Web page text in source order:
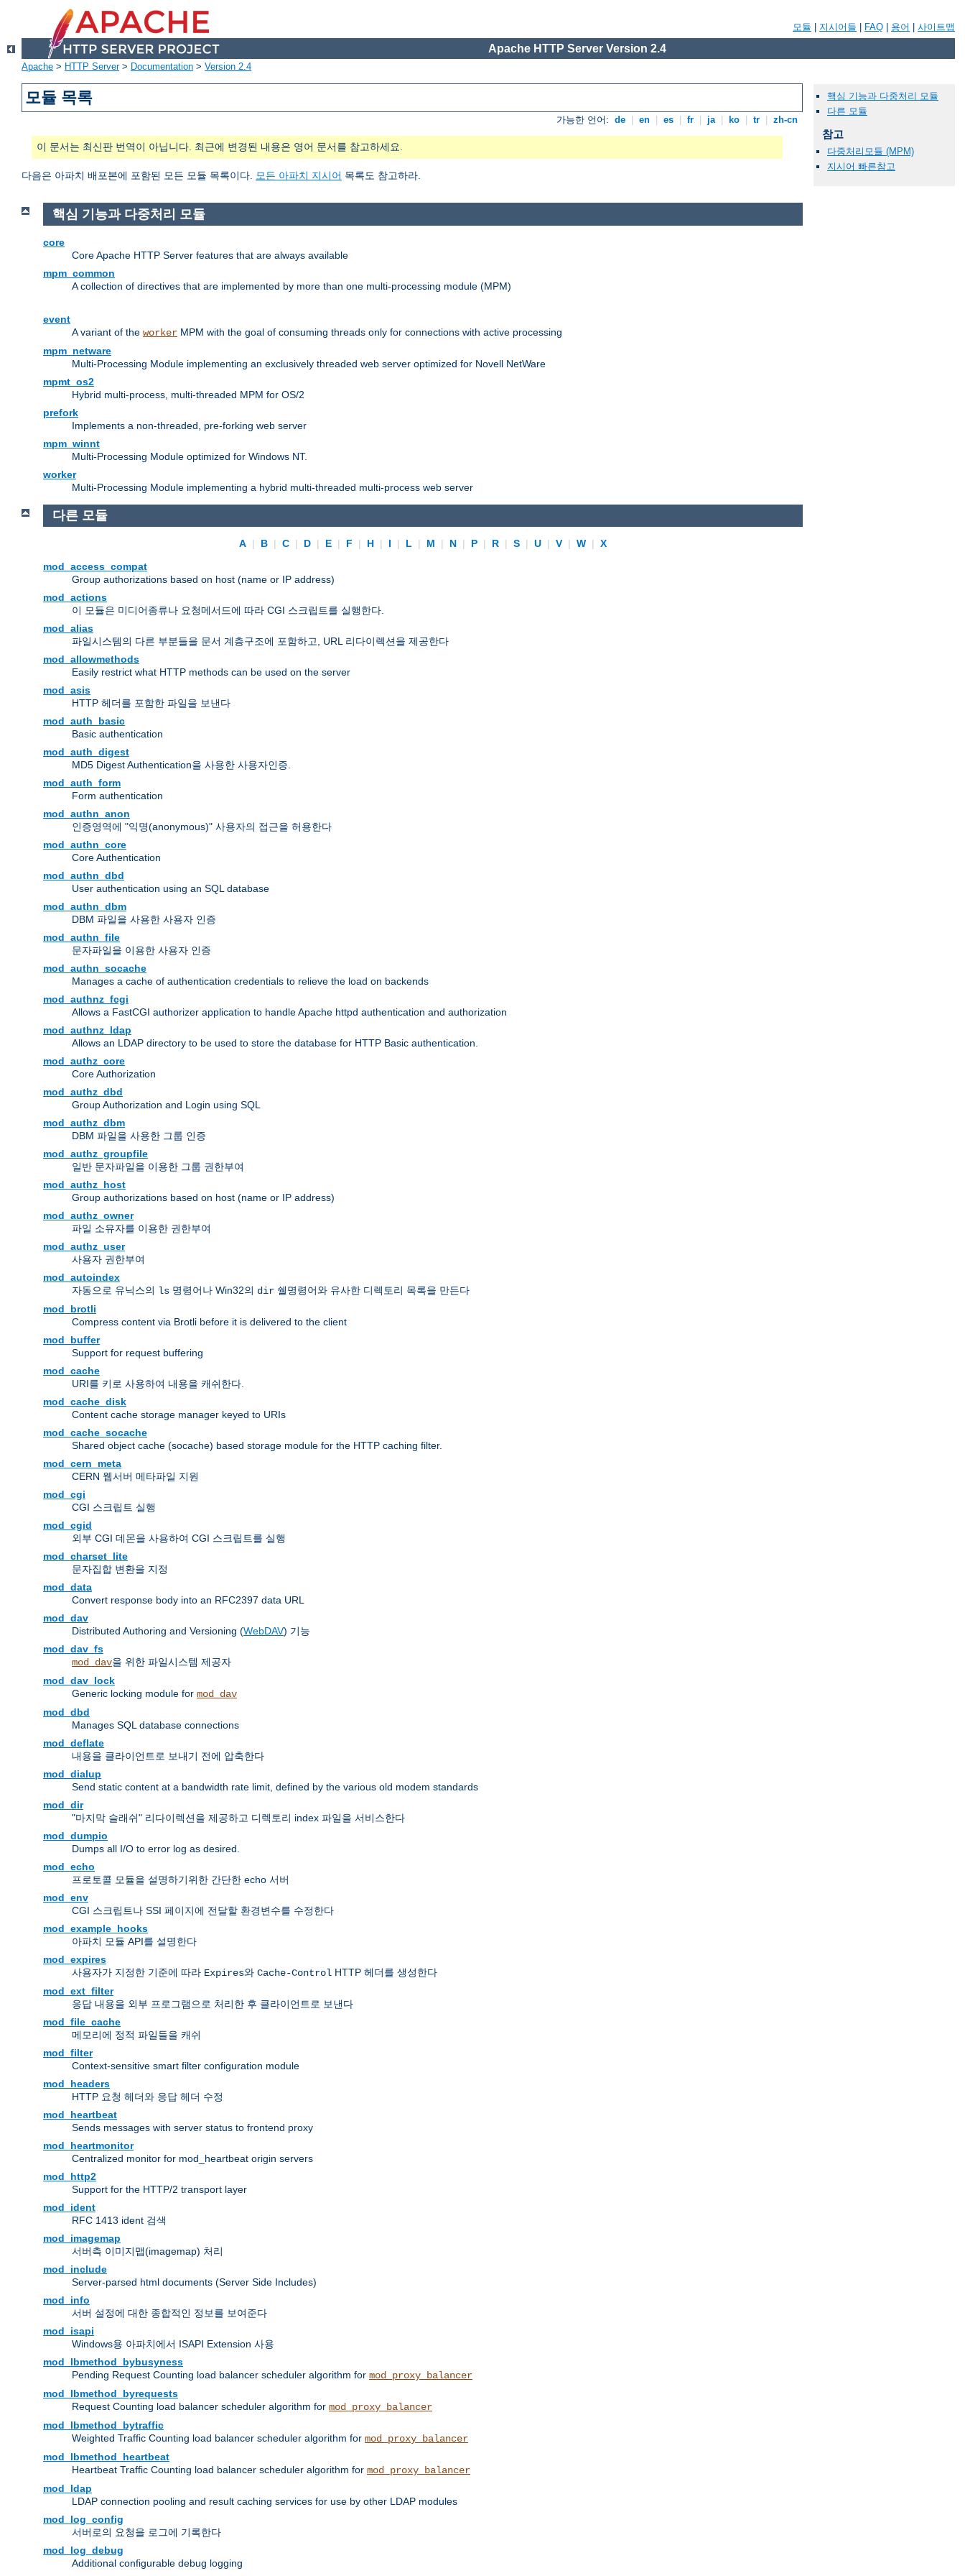
모듈 지시어들 FAQ 용어 사이트맵
Apache HTTP Server Version 2.4
Apache > HTTP Server> Documentation > Version 2.4
모듈 목록
가능한 언어: de en es fr ja ko tr zh-cn
이 문서는 최신판 번역이 아닙니다. 최근에 변경된 내용은 영어 문서를 참고하세요.
다음은 아파치 배포본에 포함된 모든 모듈 목록이다. 모든 아파치 지시어 목록도 참고하라.
핵심 기능과 다중처리 모듈
다른 모듈
참고
다중처리모듈 (MPM)
지시어 빠른참고
핵심 기능과 다중처리 모듈
core
Core Apache HTTP Server features that are always available
mpm_common
A collection of directives that are implemented by more than one multi-processing module (MPM)
event
A variant of the worker MPM with the goal of consuming threads only for connections with active processing
mpm_netware
Multi-Processing Module implementing an exclusively threaded web server optimized for Novell NetWare
mpmt_os2
Hybrid multi-process, multi-threaded MPM for OS/2
prefork
Implements a non-threaded, pre-forking web server
mpm_winnt
Multi-Processing Module optimized for Windows NT.
worker
Multi-Processing Module implementing a hybrid multi-threaded multi-process web server
다른 모듈
A | B | C | D | E | F | H | I | L | M | N | P | R | S | U | V | W |
X
mod_access_compat
Group authorizations based on host (name or IP address)
mod_actions
이 모듈은 미디어종류나 요청메서드에 따라 CGI 스크립트를 실행한다.
mod_alias
파일시스템의 다른 부분들을 문서 계층구조에 포함하고, URL 리다이렉션을 제공한다
mod_allowmethods
Easily restrict what HTTP methods can be used on the server
mod_asis
HTTP 헤더를 포함한 파일을 보낸다
mod_auth_basic
Basic authentication
mod_auth_digest
MD5 Digest Authentication을 사용한 사용자인증.
mod_auth_form
Form authentication
mod_authn_anon
인증영역에 "익명(anonymous)" 사용자의 접근을 허용한다
mod_authn_core
Core Authentication
mod_authn_dbd
User authentication using an SQL database
mod_authn_dbm
DBM 파일을 사용한 사용자 인증
mod_authn_file
문자파일을 이용한 사용자 인증
mod_authn_socache
Manages a cache of authentication credentials to relieve the load on backends
mod_authnz_fcgi
Allows a FastCGI authorizer application to handle Apache httpd authentication and authorization
mod_authnz_ldap
Allows an LDAP directory to be used to store the database for HTTP Basic authentication.
mod_authz_core
Core Authorization
mod_authz_dbd
Group Authorization and Login using SQL
mod_authz_dbm
DBM 파일을 사용한 그룹 인증
mod_authz_groupfile
일반 문자파일을 이용한 그룹 권한부여
mod_authz_host
Group authorizations based on host (name or IP address)
mod_authz_owner
파일 소유자를 이용한 권한부여
mod_authz_user
사용자 권한부여
mod_autoindex
자동으로 유닉스의 ls 명령어나 Win32의 dir 쉘명령어와 유사한 디렉토리 목록을 만든다
mod_brotli
Compress content via Brotli before it is delivered to the client
mod_buffer
Support for request buffering
mod_cache
URI를 키로 사용하여 내용을 캐쉬한다.
mod_cache_disk
Content cache storage manager keyed to URIs
mod_cache_socache
Shared object cache (socache) based storage module for the HTTP caching filter.
mod_cern_meta
CERN 웹서버 메타파일 지원
mod_cgi
CGI 스크립트 실행
mod_cgid
외부 CGI 데몬을 사용하여 CGI 스크립트를 실행
mod_charset_lite
문자집합 변환을 지정
mod_data
Convert response body into an RFC2397 data URL
mod_dav
Distributed Authoring and Versioning (WebDAV) 기능
mod_dav_fs
mod_dav을 위한 파일시스템 제공자
mod_dav_lock
Generic locking module for mod_dav
mod_dbd
Manages SQL database connections
mod_deflate
내용을 클라이언트로 보내기 전에 압축한다
mod_dialup
Send static content at a bandwidth rate limit, defined by the various old modem standards
mod_dir
"마지막 슬래쉬" 리다이렉션을 제공하고 디렉토리 index 파일을 서비스한다
mod_dumpio
Dumps all I/O to error log as desired.
mod_echo
프로토콜 모듈을 설명하기위한 간단한 echo 서버
mod_env
CGI 스크립트나 SSI 페이지에 전달할 환경변수를 수정한다
mod_example_hooks
아파치 모듈 API를 설명한다
mod_expires
사용자가 지정한 기준에 따라 Expires와 Cache-Control HTTP 헤더를 생성한다
mod_ext_filter
응답 내용을 외부 프로그램으로 처리한 후 클라이언트로 보낸다
mod_file_cache
메모리에 정적 파일들을 캐쉬
mod_filter
Context-sensitive smart filter configuration module
mod_headers
HTTP 요청 헤더와 응답 헤더 수정
mod_heartbeat
Sends messages with server status to frontend proxy
mod_heartmonitor
Centralized monitor for mod_heartbeat origin servers
mod_http2
Support for the HTTP/2 transport layer
mod_ident
RFC 1413 ident 검색
mod_imagemap
서버측 이미지맵(imagemap) 처리
mod_include
Server-parsed html documents (Server Side Includes)
mod_info
서버 설정에 대한 종합적인 정보를 보여준다
mod_isapi
Windows용 아파치에서 ISAPI Extension 사용
mod_lbmethod_bybusyness
Pending Request Counting load balancer scheduler algorithm for mod_proxy_balancer
mod_lbmethod_byrequests
Request Counting load balancer scheduler algorithm for mod_proxy_balancer
mod_lbmethod_bytraffic
Weighted Traffic Counting load balancer scheduler algorithm for mod_proxy_balancer
mod_lbmethod_heartbeat
Heartbeat Traffic Counting load balancer scheduler algorithm for mod_proxy_balancer
mod_ldap
LDAP connection pooling and result caching services for use by other LDAP modules
mod_log_config
서버로의 요청을 로그에 기록한다
mod_log_debug
Additional configurable debug logging